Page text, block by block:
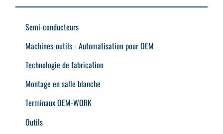
Semi-conducteurs
Machines-outils - Automatisation pour OEM
Technologie de fabrication
Montage en salle blanche
Terminaux OEM-WORK
Outils